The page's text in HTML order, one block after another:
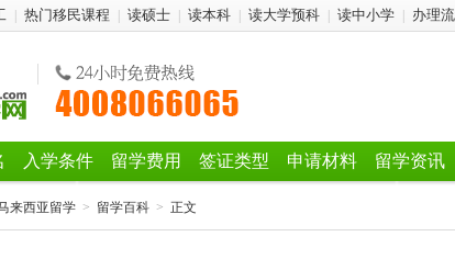
热门移民课程 读硕士 读本科 读大学预科 读中小学 办理
入学条件 留学费用 签证类型 申请材料 留学资讯
来西亚留学 > 留学百科 > 正文